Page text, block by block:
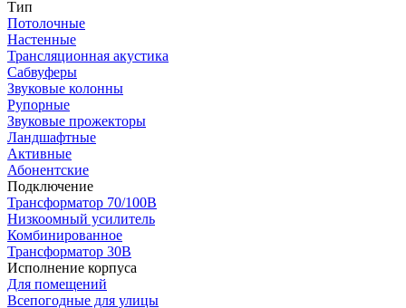
Тип
Потолочные
Настенные
Трансляционная акустика
Сабвуферы
Звуковые колонны
Рупорные
Звуковые прожекторы
Ландшафтные
Активные
Абонентские
Подключение
Трансформатор 70/100В
Низкоомный усилитель
Комбинированное
Трансформатор 30В
Исполнение корпуса
Для помещений
Всепогодные для улицы